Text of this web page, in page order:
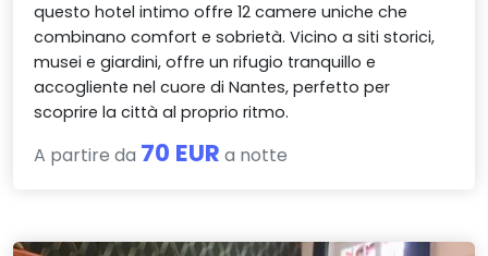
questo hotel intimo offre 12 camere uniche che
combinano comfort e sobrietà. Vicino a siti storici,
musei e giardini, offre un rifugio tranquillo e
accogliente nel cuore di Nantes, perfetto per
scoprire la città al proprio ritmo.
A partire da 70 EUR a notte